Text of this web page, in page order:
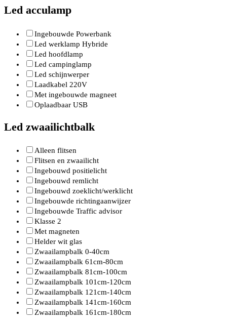
Led acculamp
Ingebouwde Powerbank
Led werklamp Hybride
Led hoofdlamp
Led campinglamp
Led schijnwerper
Laadkabel 220V
Met ingebouwde magneet
Oplaadbaar USB
Led zwaailichtbalk
Alleen flitsen
Flitsen en zwaailicht
Ingebouwd positielicht
Ingebouwd remlicht
Ingebouwd zoeklicht/werklicht
Ingebouwde richtingaanwijzer
Ingebouwde Traffic advisor
Klasse 2
Met magneten
Helder wit glas
Zwaailampbalk 0-40cm
Zwaailampbalk 61cm-80cm
Zwaailampbalk 81cm-100cm
Zwaailampbalk 101cm-120cm
Zwaailampbalk 121cm-140cm
Zwaailampbalk 141cm-160cm
Zwaailampbalk 161cm-180cm